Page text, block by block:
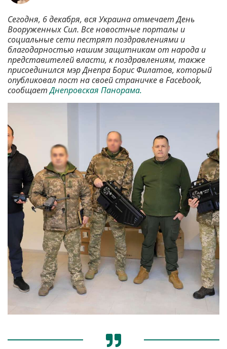
Сегодня, 6 декабря, вся Украина отмечает День
Вооруженных Сил. Все новостные порталы и
социальные сети пестрят поздравлениями и
благодарностью нашим защитникам от народа и
представителей власти, к поздравлениям, также
присоединился мэр Днепра Борис Филатов, который
опубликовал пост на своей страничке в Facebook,
сообщаетДнепровская Панорама.